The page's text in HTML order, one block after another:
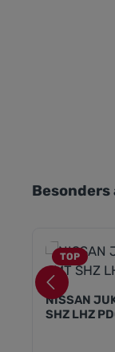
TOP
NISSAN
SHZ LHZ